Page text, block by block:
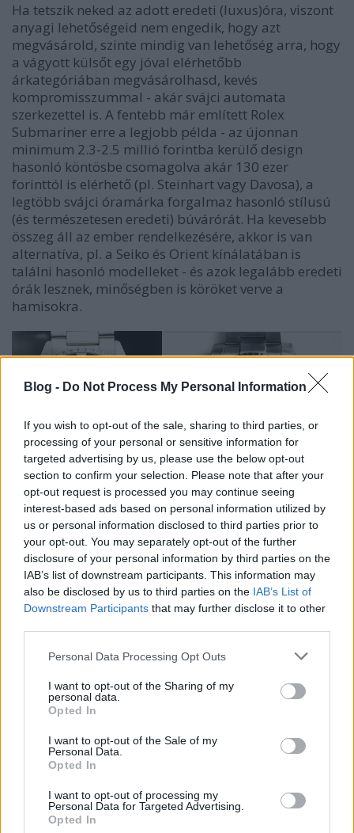
Blog - Do Not Process My Personal Information
If you wish to opt-out of the sale, sharing to third parties, or
processing of your personal or sensitive information for
targeted advertising by us, please use the below opt-out
section to confirm your selection. Please note that after your
opt-out request is processed you may continue seeing
interest-based ads based on personal information utilized by
us or personal information disclosed to third parties prior to
your opt-out. You may separately opt-out of the further
disclosure of your personal information by third parties on the
IAB’s list of downstream participants. This information may
also be disclosed by us to third parties on the IAB’s List of
Downstream Participants that may further disclose it to other
Please note that this website/app uses one or more Google
not limited to your visit or usage behaviour. You may click to
grant or deny consent to Google and its third-party tags to
use your data for below specified purposes in below Google
consent section.
Personal Data Processing Opt Outs
I want to opt-out of the Sharing of my
personal data.
Opted In
I want to opt-out of the Sale of my
Personal Data.
Opted In
I want to opt-out of processing my
Personal Data for Targeted Advertising.
Opted In
Ha tetszik neked az adott eredeti (luxus)óra, viszont
anyagi lehetőségeid nem engedik, hogy azt
megvásárold, szinte mindig van lehetőség arra, hogy
a vágyott külsőt egy jóval elérhetőbb
árkategóriában megvásárolhasd, kevés
kompromisszummal - akár svájci automata
szerkezettel is. A fentebb már említett Rolex
Submariner erre a legjobb példa - az újonnan
minimum 2.3-2.5 millió forintba kerülő design
hasonló köntösbe csomagolva akár 130 ezer
forinttól is elérhető (pl. Steinhart vagy Davosa), a
legtöbb svájci óramárka forgalmaz hasonló stílusú
(és természetesen eredeti) búvárórát. Ha kevesebb
összeg áll az ember rendelkezésére, akkor is van
alternatíva, pl. a Seiko és Orient kínálatában is
találni hasonló modelleket - és azok legalább eredeti
órák lesznek, minőségben is köröket verve a
hamisokra.
Steinhart Ocean One (130.000 Ft) vs. Rolex Submariner
116610 (2.300.000 Ft)
Apró adalék, hogy az előző blogbejegyzésben